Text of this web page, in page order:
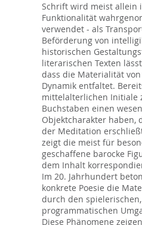
Schrift wird meist allein
Funktionalität
verwendet - als
Beförderung von
historischen
literarischen Texten
dass die Materialität
Dynamik entfaltet.
mittelalterlichen Initiale
Buchstaben einen
Objektcharakter haben,
der Meditation
zeigt die meist für
geschaffene barocke
dem Inhalt
Im 20. Jahrhundert
konkrete Poesie die
durch den
programmatischen
Diese Phänomene